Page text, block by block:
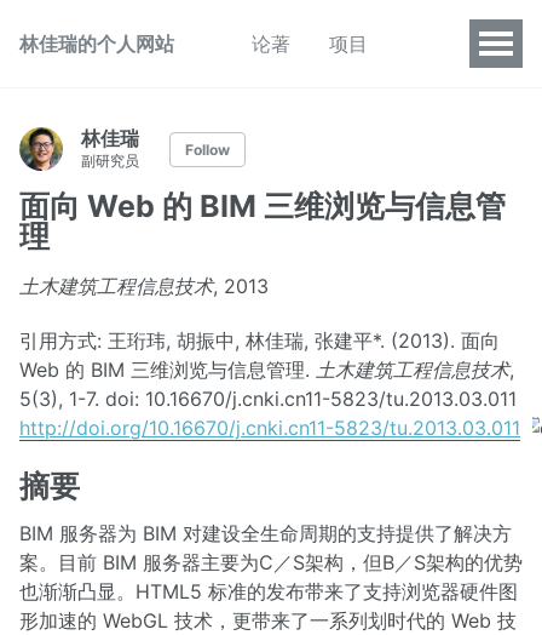
林佳瑞的个人网站 论著 项目
林佳瑞
副研究员
Follow
面向 Web 的 BIM 三维浏览与信息管
理
土木建筑工程信息技术, 2013
引用方式: 王珩玮, 胡振中, 林佳瑞, 张建平*. (2013). 面向
Web 的 BIM 三维浏览与信息管理. 土木建筑工程信息技术,
5(3), 1-7. doi: 10.16670/j.cnki.cn11-5823/tu.2013.03.011
http://doi.org/10.16670/j.cnki.cn11-5823/tu.2013.03.011
摘要
BIM 服务器为 BIM 对建设全生命周期的支持提供了解决方
案。目前 BIM 服务器主要为C／S架构，但B／S架构的优势
也渐渐凸显。HTML5 标准的发布带来了支持浏览器硬件图
形加速的 WebGL 技术，更带来了一系列划时代的 Web 技